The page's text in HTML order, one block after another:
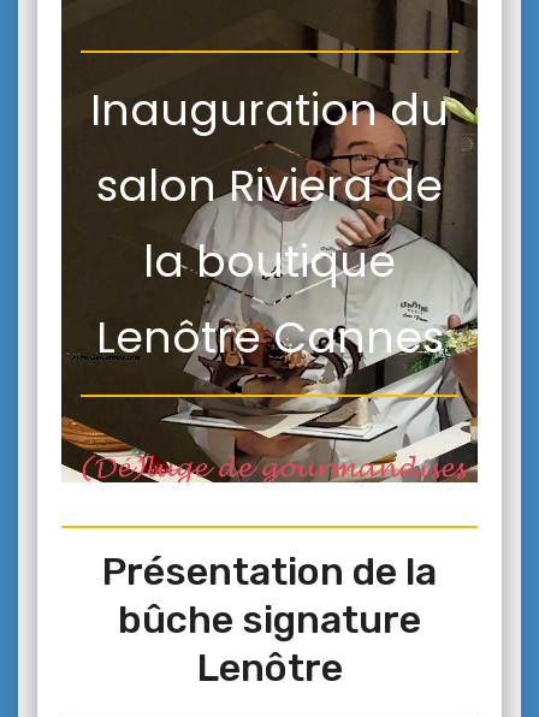
Inauguration du
salon Riviera de
la boutique
Lenôtre Cannes
Présentation de la
bûche signature
Lenôtre